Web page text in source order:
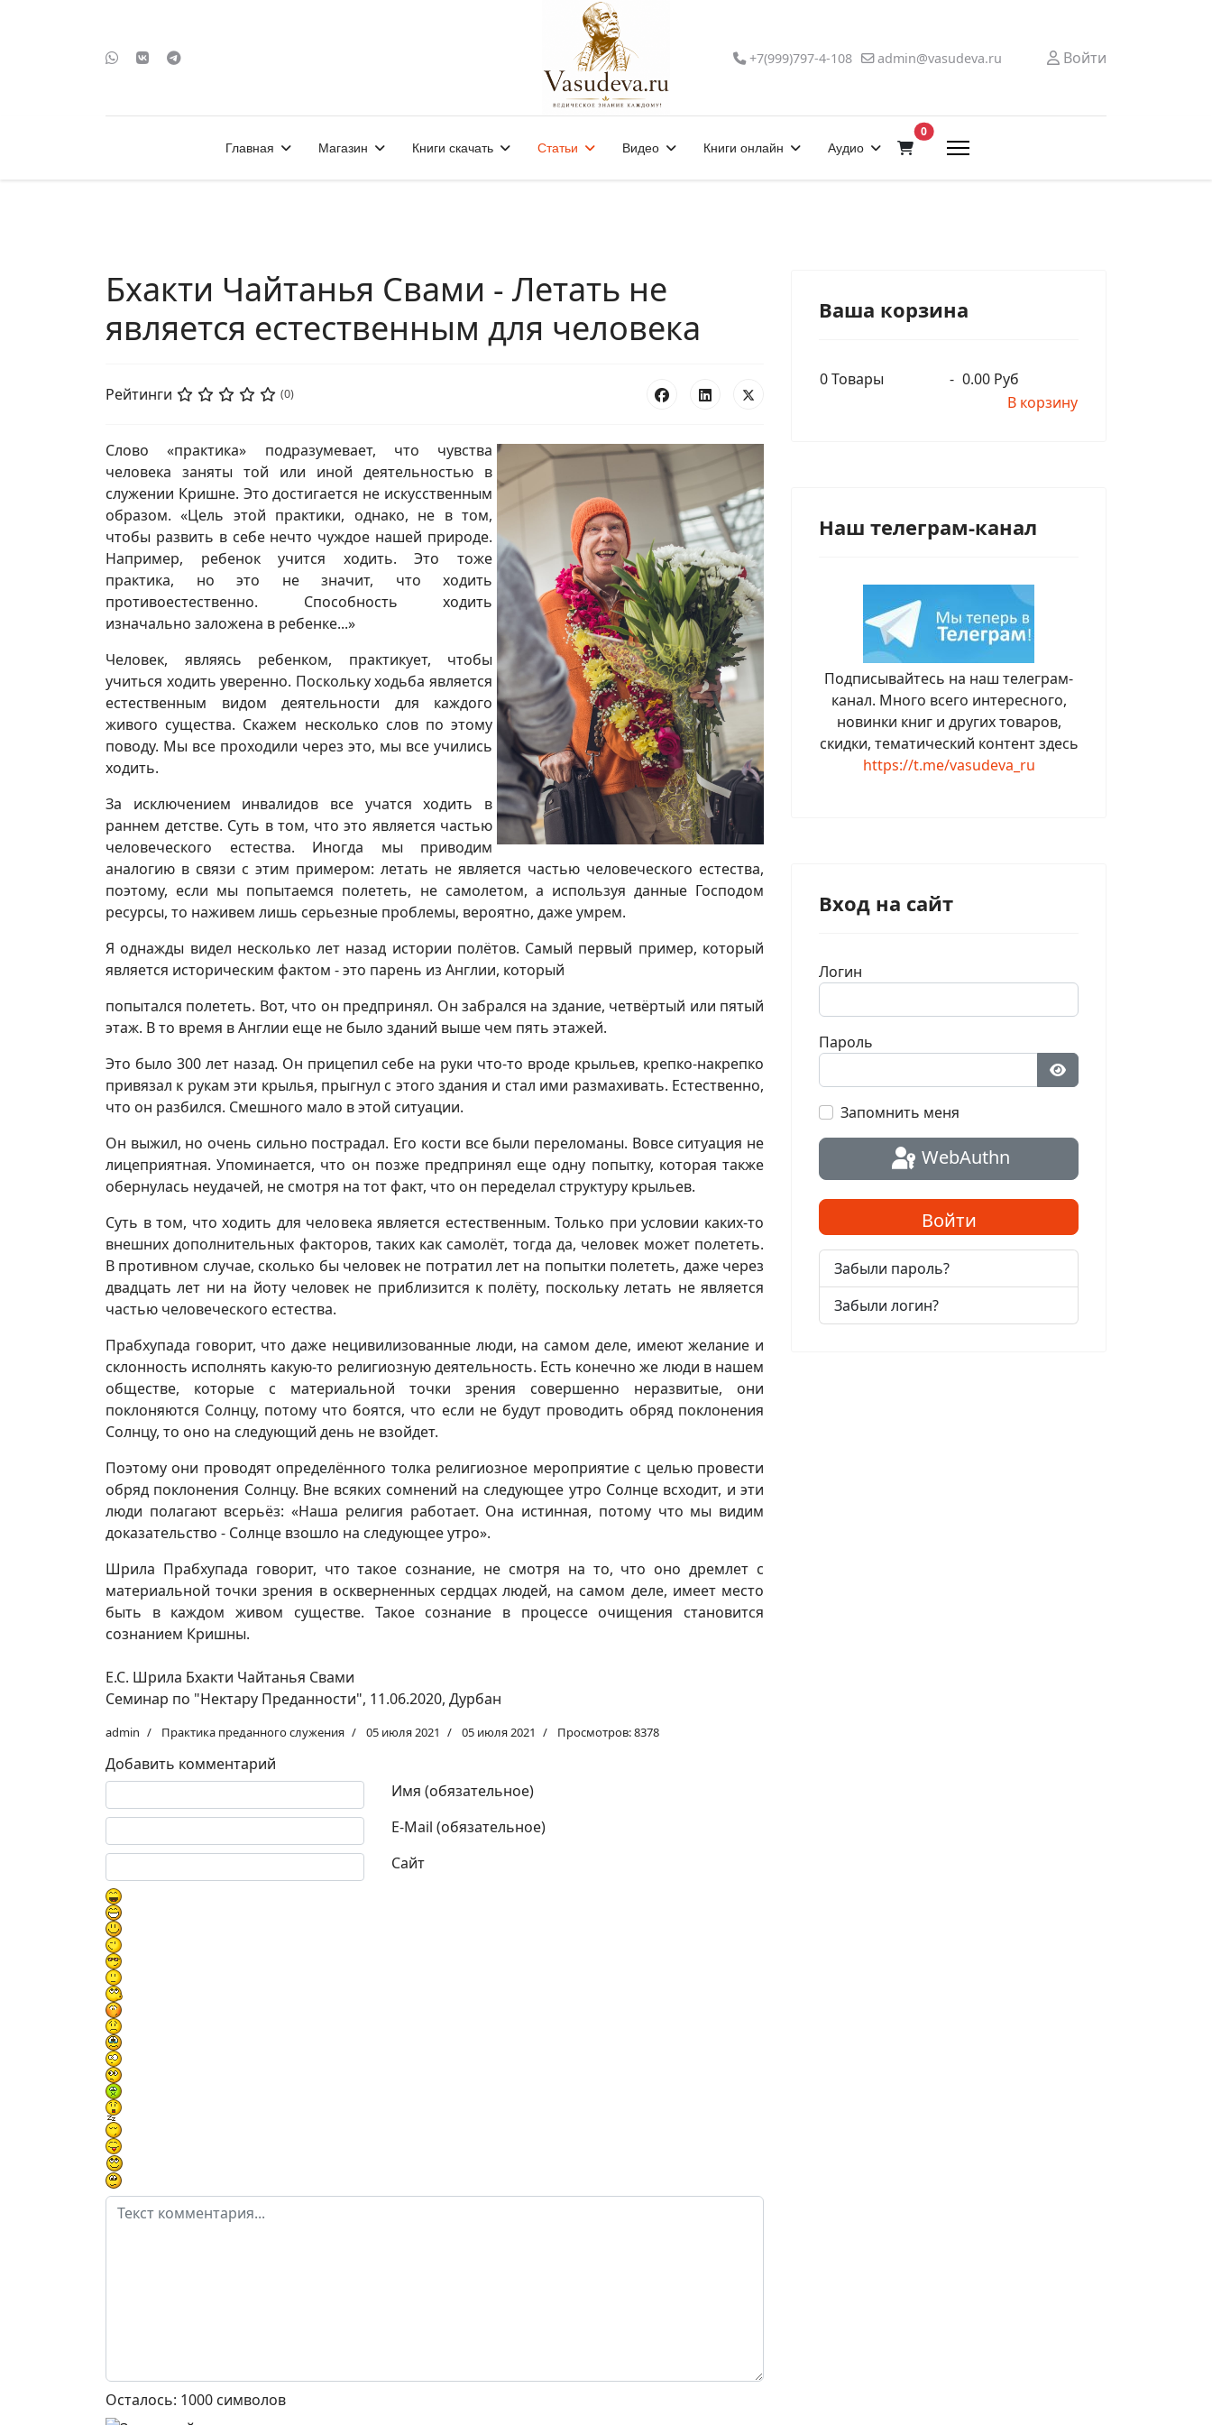
+7(999)797-4-108 admin@vasudeva.ru Войти
Главная Магазин Книги скачать Статьи Видео Книги онлайн Аудио
0В корзину
Бхакти Чайтанья Свами - Летать не
является естественным для человека
Рейтинги (0)
Слово «практика» подразумевает, что чувства
человека заняты той или иной деятельностью в
служении Кришне. Это достигается не искусственным
образом. «Цель этой практики, однако, не в том,
чтобы развить в себе нечто чуждое нашей природе.
Например, ребенок учится ходить. Это тоже
практика, но это не значит, что ходить
противоестественно. Способность ходить
изначально заложена в ребенке...»
Человек, являясь ребенком, практикует, чтобы
учиться ходить уверенно. Поскольку ходьба является
естественным видом деятельности для каждого
живого существа. Скажем несколько слов по этому
поводу. Мы все проходили через это, мы все учились
ходить.
За исключением инвалидов все учатся ходить в
раннем детстве. Суть в том, что это является частью
человеческого естества. Иногда мы приводим
аналогию в связи с этим примером: летать не является частью человеческого естества,
поэтому, если мы попытаемся полететь, не самолетом, а используя данные Господом
ресурсы, то наживем лишь серьезные проблемы, вероятно, даже умрем.
Я однажды видел несколько лет назад истории полётов. Самый первый пример, который
является историческим фактом - это парень из Англии, который
попытался полететь. Вот, что он предпринял. Он забрался на здание, четвёртый или пятый
этаж. В то время в Англии еще не было зданий выше чем пять этажей.
Это было 300 лет назад. Он прицепил себе на руки что-то вроде крыльев, крепко-накрепко
привязал к рукам эти крылья, прыгнул с этого здания и стал ими размахивать. Естественно,
что он разбился. Смешного мало в этой ситуации.
Он выжил, но очень сильно пострадал. Его кости все были переломаны. Вовсе ситуация не
лицеприятная. Упоминается, что он позже предпринял еще одну попытку, которая также
обернулась неудачей, не смотря на тот факт, что он переделал структуру крыльев.
Суть в том, что ходить для человека является естественным. Только при условии каких-то
внешних дополнительных факторов, таких как самолёт, тогда да, человек может полететь.
В противном случае, сколько бы человек не потратил лет на попытки полететь, даже через
двадцать лет ни на йоту человек не приблизится к полёту, поскольку летать не является
частью человеческого естества.
Прабхупада говорит, что даже нецивилизованные люди, на самом деле, имеют желание и
склонность исполнять какую-то религиозную деятельность. Есть конечно же люди в нашем
обществе, которые с материальной точки зрения совершенно неразвитые, они
поклоняются Солнцу, потому что боятся, что если не будут проводить обряд поклонения
Солнцу, то оно на следующий день не взойдет.
Поэтому они проводят определённого толка религиозное мероприятие с целью провести
обряд поклонения Солнцу. Вне всяких сомнений на следующее утро Солнце всходит, и эти
люди полагают всерьёз: «Наша религия работает. Она истинная, потому что мы видим
доказательство - Солнце взошло на следующее утро».
Шрила Прабхупада говорит, что такое сознание, не смотря на то, что оно дремлет с
материальной точки зрения в оскверненных сердцах людей, на самом деле, имеет место
быть в каждом живом существе. Такое сознание в процессе очищения становится
сознанием Кришны.
Е.С. Шрила Бхакти Чайтанья Свами
Семинар по "Нектару Преданности", 11.06.2020, Дурбан
admin Практика преданного служения 05 июля 2021 05 июля 2021 Просмотров: 8378
Добавить комментарий
Имя (обязательное)
E-Mail (обязательное)
Сайт
Текст комментария
Осталось: 1000 символов
Ваша корзина
0Товары - 0.00 Руб
В корзину
Наш телеграм-канал
Подписывайтесь на наш телеграм-
канал. Много всего интересного,
новинки книг и других товаров,
скидки, тематический контент здесь
https://t.me/vasudeva_ru
Вход на сайт
Логин
Пароль
Показать пароль
Запомнить меня
WebAuthn
Войти
Забыли пароль?
Забыли логин?